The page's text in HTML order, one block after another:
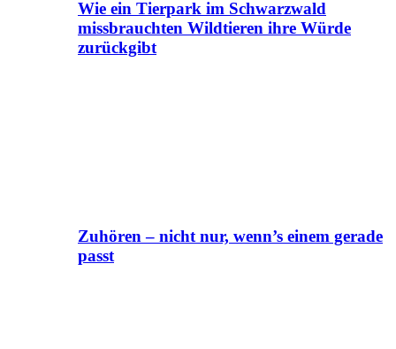
Wie ein Tierpark im Schwarzwald
missbrauchten Wildtieren ihre Würde
zurückgibt
Zuhören – nicht nur, wenn’s einem gerade
passt